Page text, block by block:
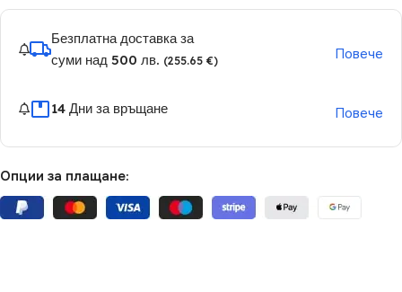
Безплатна доставка за
суми над 500 лв. (255.65 €) Повече
14 Дни за връщане Повече
Опции за плащане: